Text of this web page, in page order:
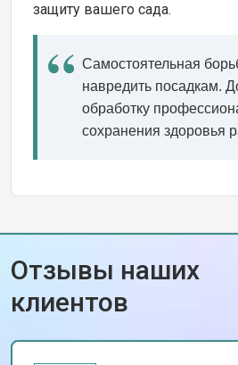
защиту вашего сада.
Самостоятельная
навредить посадкам.
обработку
сохранения здоровья
Отзывы наших
клиентов